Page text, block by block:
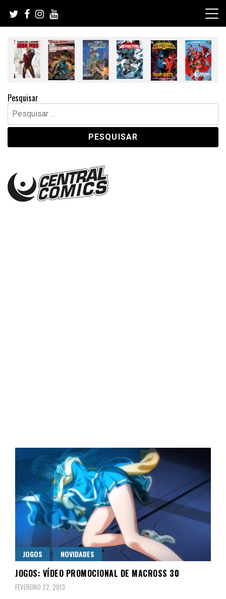
content
Pesquisar
Pesquisar
por:
Central Comics
JOGOS NOVIDADES
JOGOS: VÍDEO PROMOCIONAL DE MACROSS 30
FEVEREIRO 22, 2013